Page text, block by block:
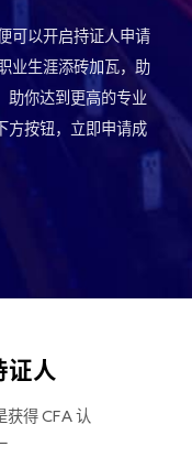
可以开启持证人申请
业生涯添砖加瓦，助
助你达到更高的专业
方按钮，立即申请成
证人
获得 CFA 认